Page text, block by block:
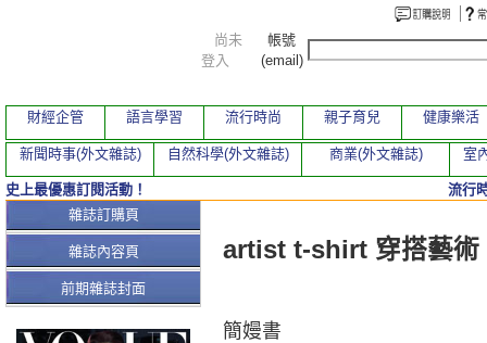
本期文章
artist t-shirt 穿搭藝術
簡嫚書
雜誌訂購頁
雜誌內容頁
前期雜誌封面
尚未
登入
帳號
(email)
財經企管 語言學習 流行時尚 親子育兒 健康樂活
新聞時事(外文雜誌) 自然科學(外文雜誌) 商業(外文雜誌) 室
史上最優惠訂閱活動！ 流行